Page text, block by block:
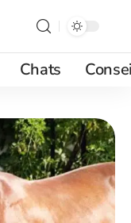
Chats